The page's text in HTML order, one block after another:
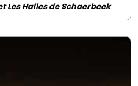
Les Halles de Schaerbeek